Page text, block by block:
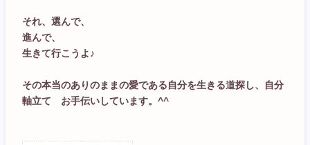
それ、選んで、
進んで、
生きて行こうよ♪
その本当のありのままの愛である自分を生きる道探し、自分
軸立て お手伝いしています。^^